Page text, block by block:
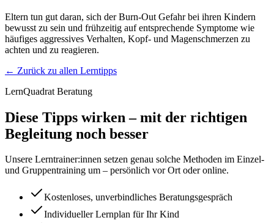
Eltern tun gut daran, sich der Burn-Out Gefahr bei ihren Kindern
bewusst zu sein und frühzeitig auf entsprechende Symptome wie
häufiges aggressives Verhalten, Kopf- und Magenschmerzen zu
achten und zu reagieren.
← Zurück zu allen Lerntipps
LernQuadrat Beratung
Diese Tipps wirken – mit der richtigen
Begleitung noch besser
Unsere Lerntrainer:innen setzen genau solche Methoden im Einzel-
und Gruppentraining um – persönlich vor Ort oder online.
Kostenloses, unverbindliches Beratungsgespräch
Individueller Lernplan für Ihr Kind